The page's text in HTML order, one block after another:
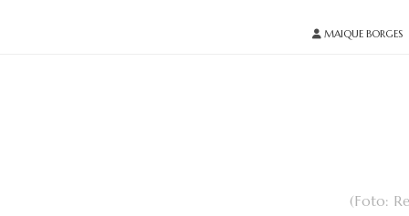
MAIQUE BORGES
(Foto: